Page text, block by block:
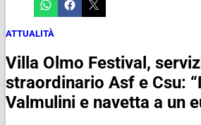
ATTUALITÀ
Villa Olmo Festival,
straordinario Asf e Csu:
Valmulini e navetta a un